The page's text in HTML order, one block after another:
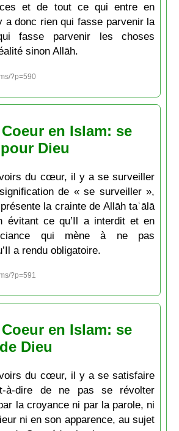
et de tout ce qui entre en
a donc rien qui fasse parvenir la
fasse parvenir les choses
sinon Allāh.
?p=590
en Islam: se
Dieu
du cœur, il y a se surveiller
de « se surveiller »,
la crainte de Allāh taʿālā
ce qu’Il a interdit et en
qui mène à ne pas
a rendu obligatoire.
?p=591
en Islam: se
Dieu
du cœur, il y a se satisfaire
à-dire de ne pas se révolter
la croyance ni par la parole, ni
ni en son apparence, au sujet